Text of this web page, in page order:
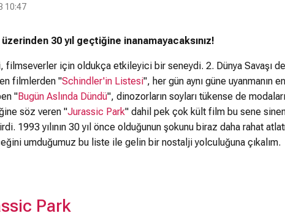
10:47
30 yıl geçtiğine inanamayacaksınız!
filmseverler için oldukça etkileyici bir seneydi. 2. Dünya Savaşı
filmlerden "Schindler'in Listesi", her gün aynı güne uyanmanın
"Bugün Aslında Dündü", dinozorların soyları tükense de
söz veren "Jurassic Park" dahil pek çok kült film bu sene
1993 yılının 30 yıl önce olduğunun şokunu biraz daha rahat
umduğumuz bu liste ile gelin bir nostalji yolculuğuna çıkalım.
Park